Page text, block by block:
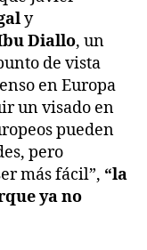
y
Diallo, un
de vista
en Europa
un visado en
pueden
pero
más fácil”, “la
ya no